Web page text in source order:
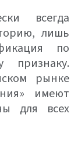
всегда
лишь
по
признаку.
рынке
имеют
для всех